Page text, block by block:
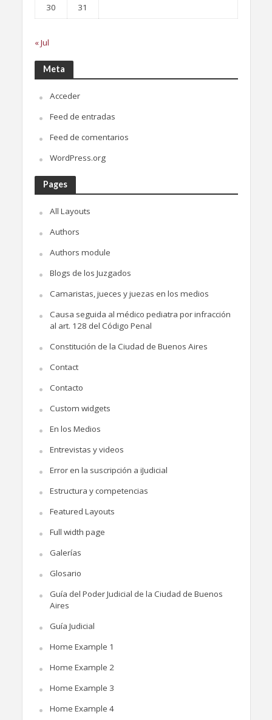
30
31
« Jul
Meta
Acceder
Feed de entradas
Feed de comentarios
WordPress.org
Pages
All Layouts
Authors
Authors module
Blogs de los Juzgados
Camaristas, jueces y juezas en los medios
Causa seguida al médico pediatra por infracción
al art. 128 del Código Penal
Constitución de la Ciudad de Buenos Aires
Contact
Contacto
Custom widgets
En los Medios
Entrevistas y videos
Error en la suscripción a iJudicial
Estructura y competencias
Featured Layouts
Full width page
Galerías
Glosario
Guía del Poder Judicial de la Ciudad de Buenos
Aires
Guía Judicial
Home Example 1
Home Example 2
Home Example 3
Home Example 4